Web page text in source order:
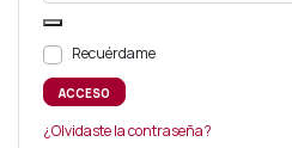
Recuérdame
ACCESO
¿Olvidaste la contraseña?